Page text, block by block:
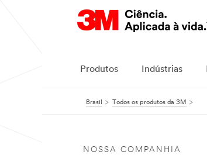
Produtos Indústrias
Brasil Todos os produtos da 3M
NOSSA COMPANHIA